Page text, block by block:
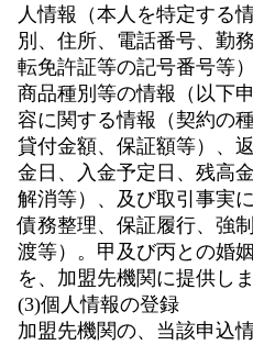
人情報（本人を特定する
別、住所、電話番号、勤
転免許証等の記号番号等
商品種別等の情報（以下
容に関する情報（契約の
貸付金額、保証額等）、
金日、入金予定日、残高
解消等）、及び取引事実
債務整理、保証履行、強
渡等）。甲及び丙との婚
を、加盟先機関に提供しま
(3)個人情報の登録
加盟先機関の、当該申込